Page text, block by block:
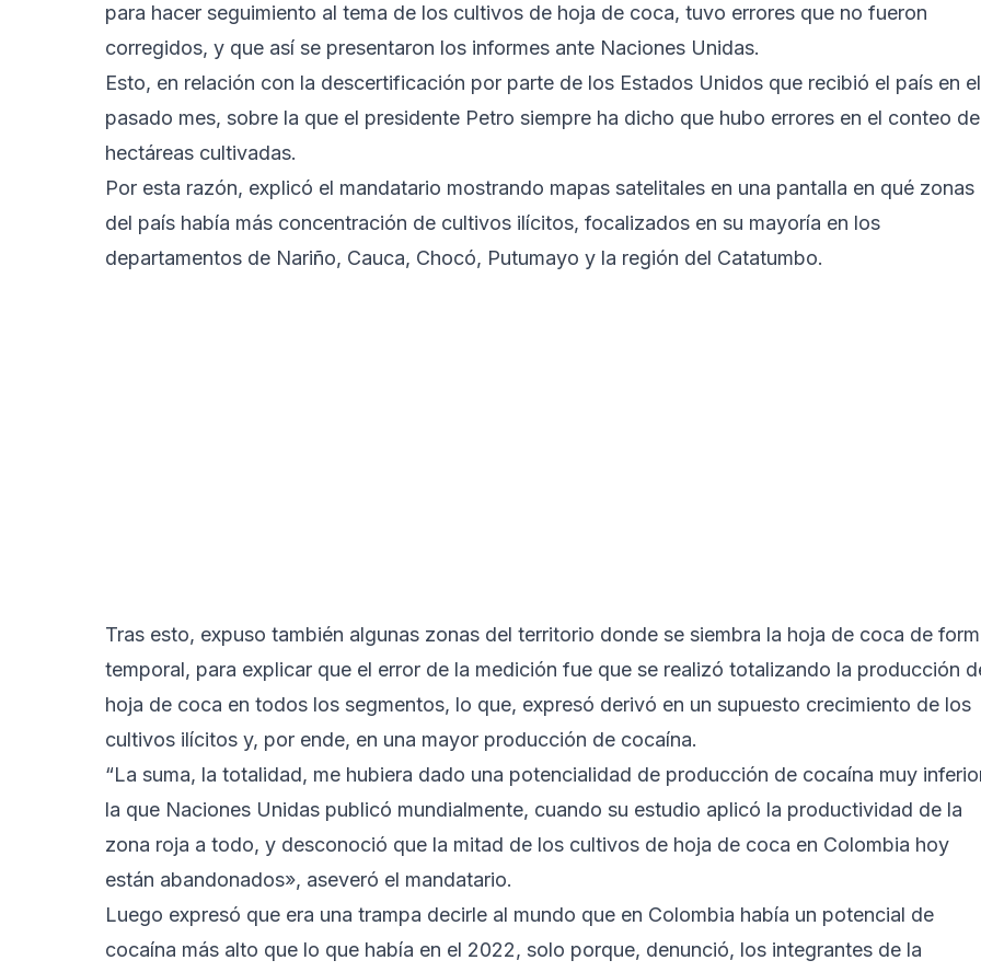
para hacer seguimiento al tema de los cultivos de hoja de coca, tuvo errores que no fueron
corregidos, y que así se presentaron los informes ante Naciones Unidas.
Esto, en relación con la descertificación por parte de los Estados Unidos que recibió el país en el
pasado mes, sobre la que el presidente Petro siempre ha dicho que hubo errores en el conteo de
hectáreas cultivadas.
Por esta razón, explicó el mandatario mostrando mapas satelitales en una pantalla en qué zonas
del país había más concentración de cultivos ilícitos, focalizados en su mayoría en los
departamentos de Nariño, Cauca, Chocó, Putumayo y la región del Catatumbo.
Tras esto, expuso también algunas zonas del territorio donde se siembra la hoja de coca de
temporal, para explicar que el error de la medición fue que se realizó totalizando la producción
hoja de coca en todos los segmentos, lo que, expresó derivó en un supuesto crecimiento de los
cultivos ilícitos y, por ende, en una mayor producción de cocaína.
“La suma, la totalidad, me hubiera dado una potencialidad de producción de cocaína muy
la que Naciones Unidas publicó mundialmente, cuando su estudio aplicó la productividad de la
zona roja a todo, y desconoció que la mitad de los cultivos de hoja de coca en Colombia hoy
están abandonados», aseveró el mandatario.
Luego expresó que era una trampa decirle al mundo que en Colombia había un potencial de
cocaína más alto que lo que había en el 2022, solo porque, denunció, los integrantes de la